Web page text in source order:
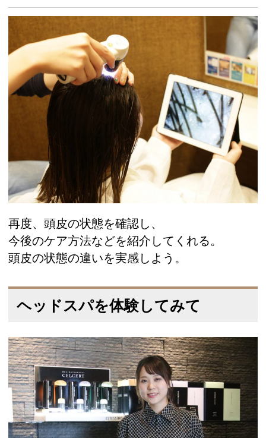
再度、頭皮の状態を確認し、
今後のケア方法などを紹介してくれる。
頭皮の状態の違いを実感しよう。
ヘッドスパを体験してみて